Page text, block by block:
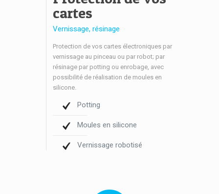
cartes
Vernissage, résinage
Protection de vos cartes électroniques par
vernissage au pinceau ou par robot; par
résinage par potting ou enrobage, avec
possibilité de réalisation de moules en
silicone.
Potting
Moules en silicone
Vernissage robotisé